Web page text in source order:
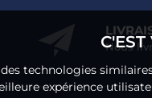
Nous
technologies
expérience